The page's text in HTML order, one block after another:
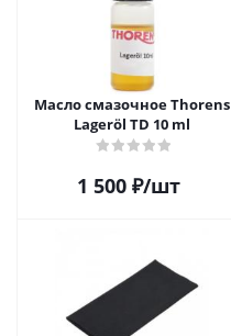
Масло смазочное Thorens
Lageröl TD 10 ml
1 500₽/шт